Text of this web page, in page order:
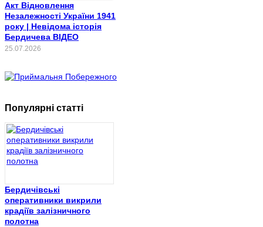
Акт Відновлення
Незалежності України 1941
року | Невідома історія
Бердичева ВІДЕО
25.07.2026
Популярні статті
Бердичівські
оперативники викрили
крадіїв залізничного
полотна